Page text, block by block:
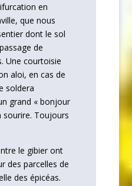
en
que nous
dont le sol
de
Une courtoisie
aloi, en cas de
soldera
grand « bonjour
sourire. Toujours
le gibier ont
des parcelles de
des épicéas.